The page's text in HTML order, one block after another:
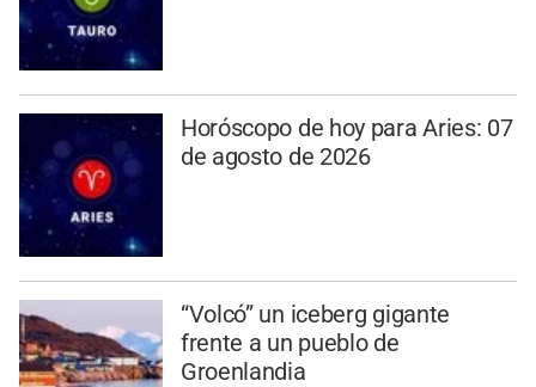
Horóscopo de hoy para Aries: 07
de agosto de 2026
“Volcó” un iceberg gigante
frente a un pueblo de
Groenlandia